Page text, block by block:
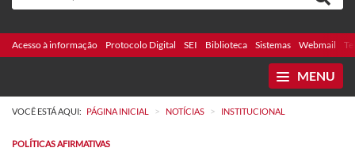
Acesso à informação Protocolo Digital SEI Biblioteca Sistemas Webmail
MENU
VOCÊ ESTÁ AQUI: PÁGINA INICIAL > NOTÍCIAS > INSTITUCIONAL
POLÍTICAS AFIRMATIVAS